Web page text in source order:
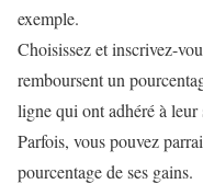
exemple.
Choisissez et inscrivez-
remboursent un
ligne qui ont adhéré à
Parfois, vous pouvez
pourcentage de ses gains.